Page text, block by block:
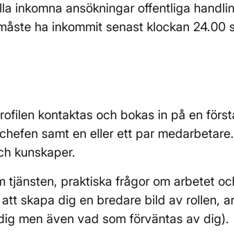
inkomna ansökningar offentliga
ha inkommit senast klockan 24.00
kontaktas och bokas in på en
samt en eller ett par
kunskaper.
tjänsten, praktiska frågor om arbetet
skapa dig en bredare bild av rollen,
men även vad som förväntas av dig).